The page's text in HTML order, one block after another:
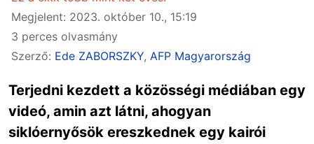
Megjelent: 2023. október 10., 15:19
3 perces olvasmány
Szerző: Ede ZABORSZKY, AFP Magyarország
Terjedni kezdett a közösségi médiában egy
videó, amin azt látni, ahogyan
siklóernyősök ereszkednek egy kairói